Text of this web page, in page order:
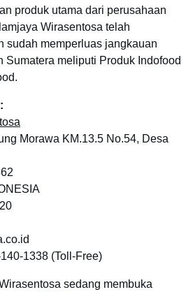
produk utama dari perusahaan
Wirasentosa telah
sudah memperluas jangkauan
Sumatera meliputi Produk Indofood
Morawa KM.13.5 No.54, Desa
1338 (Toll-Free)
sedang membuka